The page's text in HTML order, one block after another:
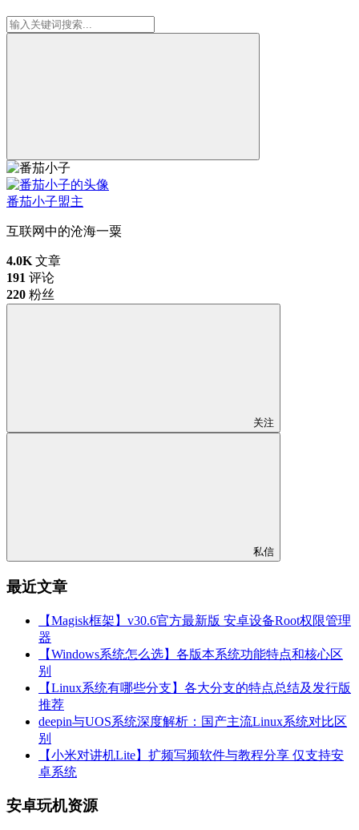
番茄小子盟主
互联网中的沧海一粟
4.0K 文章
191 评论
220 粉丝
关注
私信
最近文章
【Magisk框架】v30.6官方最新版 安卓设备Root权限管理
器
【Windows系统怎么选】各版本系统功能特点和核心区
别
【Linux系统有哪些分支】各大分支的特点总结及发行版
推荐
deepin与UOS系统深度解析：国产主流Linux系统对比区
别
【小米对讲机Lite】扩频写频软件与教程分享 仅支持安
卓系统
安卓玩机资源